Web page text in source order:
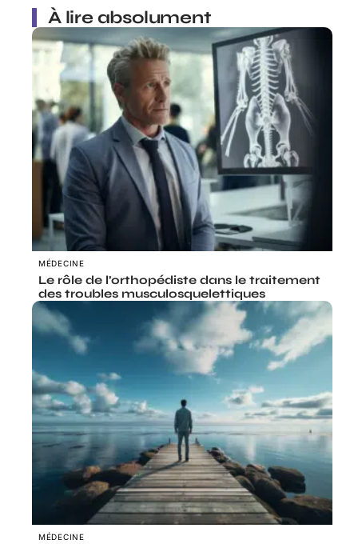
À lire absolument
MÉDECINE
Le rôle de l’orthopédiste dans le traitement
des troubles musculosquelettiques
MÉDECINE